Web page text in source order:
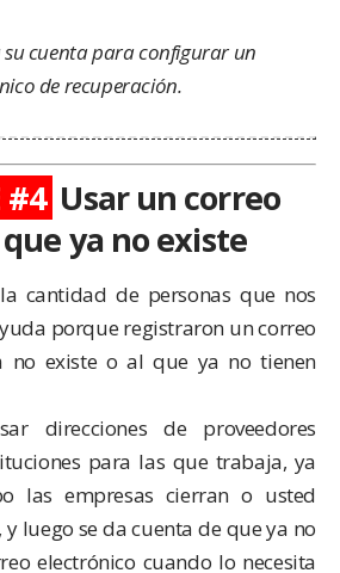
cuenta para configurar un
de recuperación.
#4 Usar un correo
ya no existe
cantidad de personas que nos
porque registraron un correo
no existe o al que ya no tienen
direcciones de proveedores
para las que trabaja, ya
las empresas cierran o usted
luego se da cuenta de que ya no
electrónico cuando lo necesita